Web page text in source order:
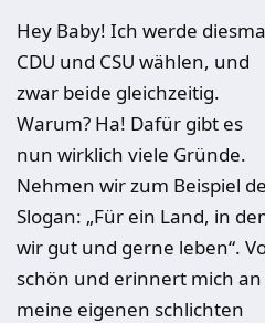
Hey Baby! Ich werde
CDU und CSU wählen, und
zwar beide gleichzeitig.
Warum? Ha! Dafür gibt es
nun wirklich viele Gründe.
Nehmen wir zum Beispiel
Slogan: „Für ein Land, in
wir gut und gerne leben“.
schön und erinnert mich an
meine eigenen schlichten